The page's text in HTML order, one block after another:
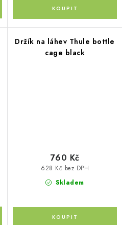
Držík na láhev Thule bottle
cage black
Skladem
628 Kč bez DPH
760 Kč